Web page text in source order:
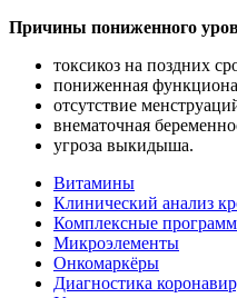
Причины пониженного
токсикоз на поздних
пониженная
отсутствие
внематочная
угроза выкидыша.
Витамины
Клинический анализ
Комплексные
Микроэлементы
Онкомаркёры
Диагностика